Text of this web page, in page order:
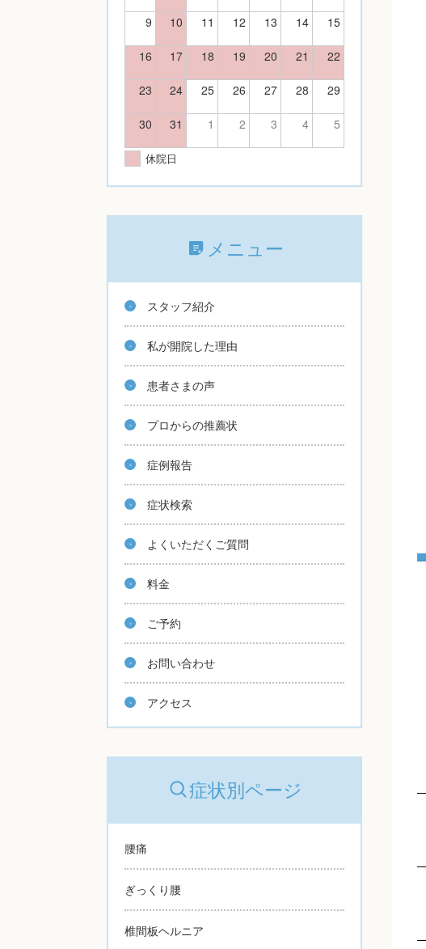
9 10 11 12 13 14 15
16 17 18 19 20 21 22
23 24 25 26 27 28 29
30 31 1 2 3 4 5
休院日
メニュー
スタッフ紹介
私が開院した理由
患者さまの声
プロからの推薦状
症例報告
症状検索
よくいただくご質問
料金
ご予約
お問い合わせ
アクセス
症状別ページ
腰痛
ぎっくり腰
椎間板ヘルニア